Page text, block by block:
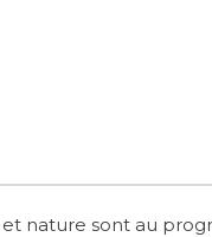
nature sont au